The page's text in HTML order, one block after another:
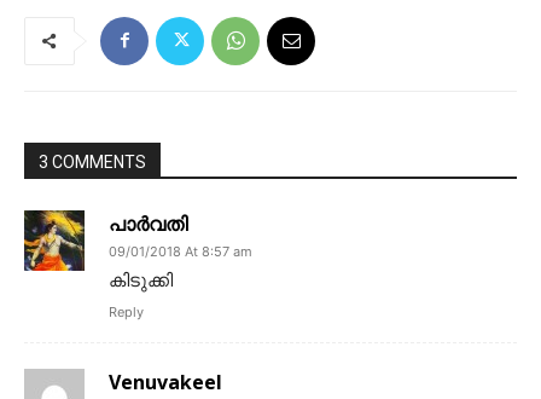
3 COMMENTS
പാർവതി
09/01/2018 At 8:57 am
കിടുക്കി
Reply
Venuvakeel